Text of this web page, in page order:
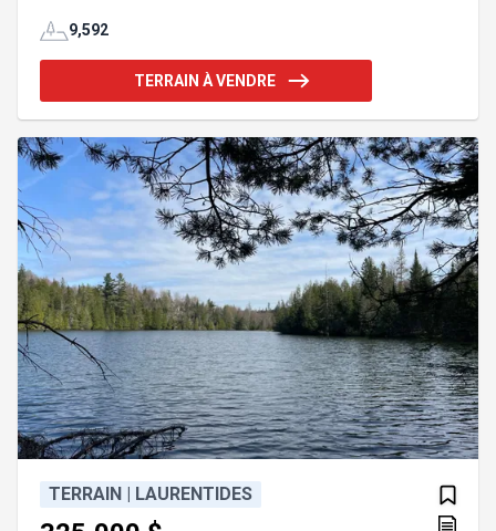
entreprendre de BONNE FOI, dans les PLUS BREFS
nécéssaires auprès des AUTORITÉS COMPÉTENTES
afin d'obtenir la confirmation que la destination
ZONAGE. * Après la réception d'une réponse de la
ville à notre courriel, je vous invites à prendre
9,592
TERRAIN À VENDRE
TERRAIN | LAURENTIDES